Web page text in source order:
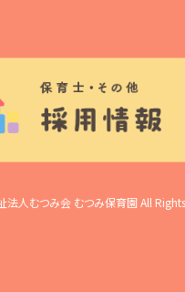
人むつみ会 むつみ保育園 All